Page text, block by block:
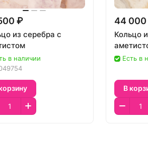
₽
из серебра с
в наличии
44
Кольцо
Есть в
В